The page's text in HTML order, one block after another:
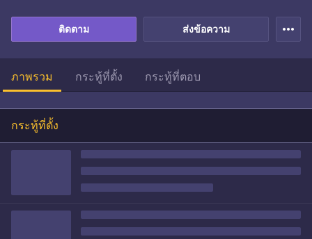
ส่งข้อความ
ติดตาม more_horiz
ภาพรวม กระทู้ที่ตั้ง กระทู้ที่ตอบ
กระทู้ที่ตั้ง